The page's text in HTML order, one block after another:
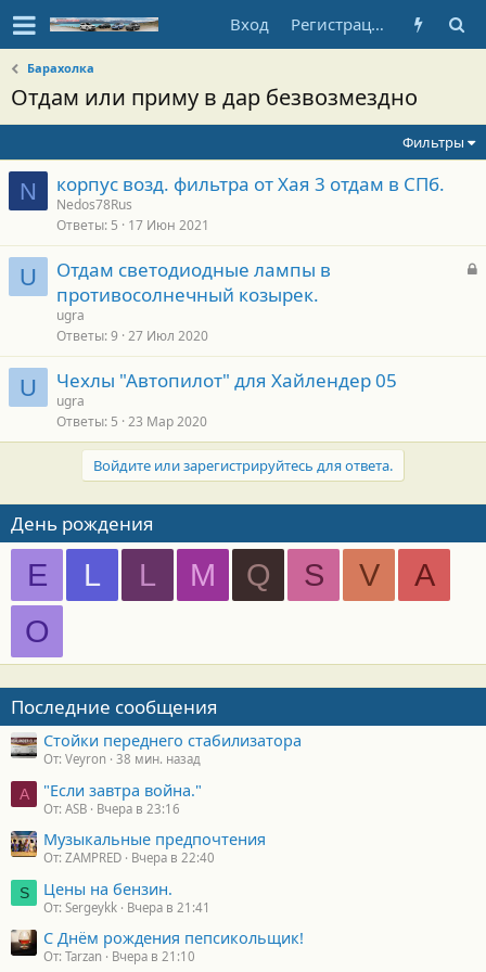
Вход Регистрация
Барахолка
Отдам или приму в дар безвозмездно
Фильтры
N корпус возд. фильтра от Хая 3 отдам в СПб.
Nedos78Rus
Ответы 5 17 Июн 2021
U
З
Отдам светодиодные лампы в
противосолнечный козырек.
ugra
Ответы 9 27 Июл 2020
U Чехлы "Автопилот" для Хайлендер 05
ugra
Ответы 5 23 Мар 2020
Войдите или зарегистрируйтесь для ответа.
День рождения
E L L M Q S V
А
О
Последние сообщения
Стойки переднего стабилизатора
От: Veyron 38 мин. назад
A "Если завтра война."
От: ASB Вчера в 23:16
Музыкальные предпочтения
От: ZAMPRED Вчера в 22:40
S Цены на бензин.
От: Sergeykk Вчера в 21:41
С Днём рождения пепсикольщик!
От: Tarzan Вчера в 21:10